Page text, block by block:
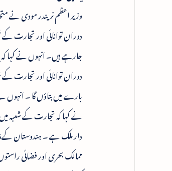
وزیر اعظم نریندر مودی
دوران توانائی اور تجارت
بارے میں بتاؤں گا ۔
نے کہا کہ تجارت کے شعبہ
ممالک بحری اور فضائی